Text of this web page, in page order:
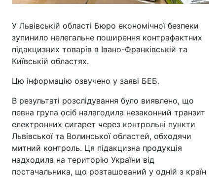
У Львівській області Бюро економічної безпеки
зупинило нелегальне поширення контрафактних
підакцизних товарів в Івано-Франківській та
Київській областях.
Цю інформацію озвучено у заяві БЕБ.
В результаті розслідування було виявлено, що
певна група осіб налагодила незаконний транзит
електронних сигарет через контрольні пункти
Львівської та Волинської областей, обходячи
митний контроль. Ця підакцизна продукція
надходила на територію України від
постачальника, що розташований у одній з країн